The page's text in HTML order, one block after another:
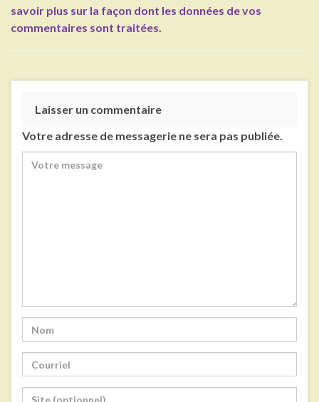
savoir plus sur la façon dont les données de vos
commentaires sont traitées.
Laisser un commentaire
Votre adresse de messagerie ne sera pas publiée.